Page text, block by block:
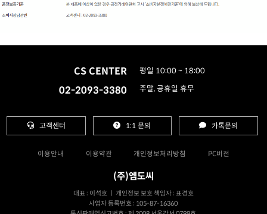
CS CENTER
02-2093-3380
평일 10:00 ~ 18:00
주말, 공휴일 휴무
고객센터 1:1 문의 카톡문의
이용안내 이용약관 개인정보처리방침 PC버전
(주)엠도씨
대표 : 이석호 ㅣ 개인정보 보호 책임자 : 표경호
사업자 등록번호 : 105-87-16360